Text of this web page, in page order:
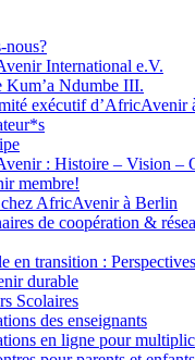
nous?
International e.V.
Kum’a Ndumbe III.
exécutif d’AfricAvenir
: Histoire – Vision –
membre!
chez AfricAvenir à Berlin
de coopération &
en transition :
durable
Scolaires
des enseignants
en ligne pour